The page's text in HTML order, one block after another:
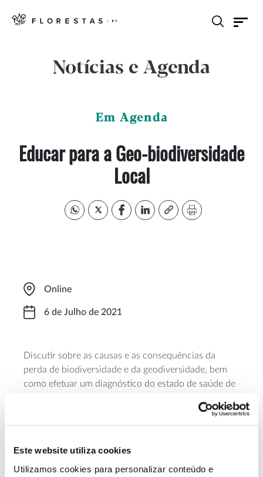
Este website utiliza cookies
Utilizamos cookies para personalizar conteúdo e
Notícias e Agenda
Em Agenda
Educar para a Geo-biodiversidade
Local
Online
6 de Julho de 2021
Discutir sobre as causas e as consequências da
perda de biodiversidade e da geodiversidade, bem
como efetuar um diagnóstico do estado de saúde de
do solo, são alguns dos objetivos desta formação
promovida pela Liga para a Proteção da Natureza.
ser realizadasonline.